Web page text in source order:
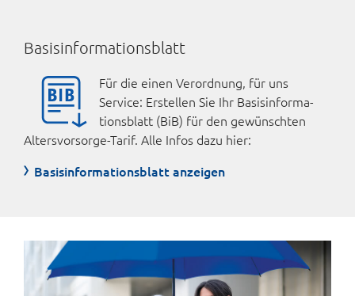
Basisinformationsblatt
Für die einen Verord­nung, für uns
Service: Er­stellen Sie Ihr Basis­infor­ma­
tions­blatt (BiB) für den ge­wünschten
Alters­vorsorge-Tarif. Alle Infos dazu hier:
Basisinformationsblatt anzeigen